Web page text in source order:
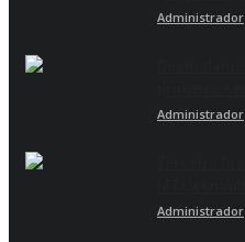
Administrador
Administrador
Administrador